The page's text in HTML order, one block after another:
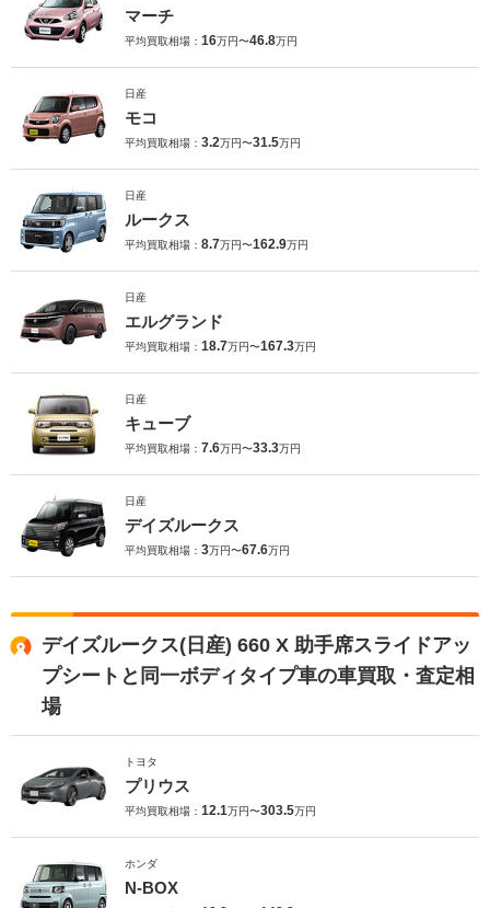
マーチ
平均買取相場： 16万円〜46.8万円
日産
モコ
平均買取相場： 3.2万円〜31.5万円
日産
ルークス
平均買取相場： 8.7万円〜162.9万円
日産
エルグランド
平均買取相場： 18.7万円〜167.3万円
日産
キューブ
平均買取相場： 7.6万円〜33.3万円
日産
デイズルークス
平均買取相場： 3万円〜67.6万円
デイズルークス(日産) 660 X 助手席スライドアッ
プシートと同一ボディタイプ車の車買取・査定相
場
トヨタ
プリウス
平均買取相場： 12.1万円〜303.5万円
ホンダ
N-BOX